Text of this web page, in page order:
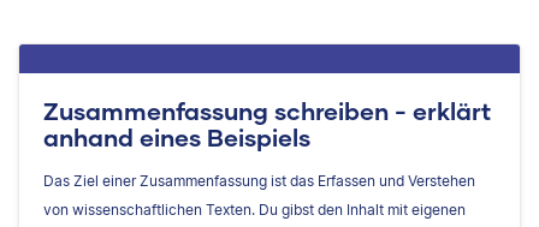
Zusammenfassung schreiben - erklärt
anhand eines Beispiels
Das Ziel einer Zusammenfassung ist das Erfassen und Verstehen
von wissenschaftlichen Texten. Du gibst den Inhalt mit eigenen